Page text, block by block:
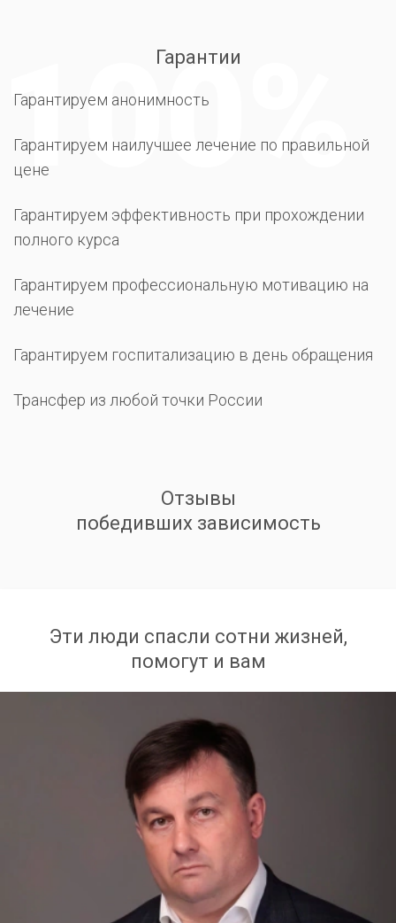
Гарантии
Гарантируем анонимность
Гарантируем наилучшее лечение по правильной
цене
Гарантируем эффективность при прохождении
полного курса
Гарантируем профессиональную мотивацию на
лечение
Гарантируем госпитализацию в день обращения
Трансфер из любой точки России
Отзывы
победивших зависимость
Эти люди спасли сотни жизней,
помогут и вам